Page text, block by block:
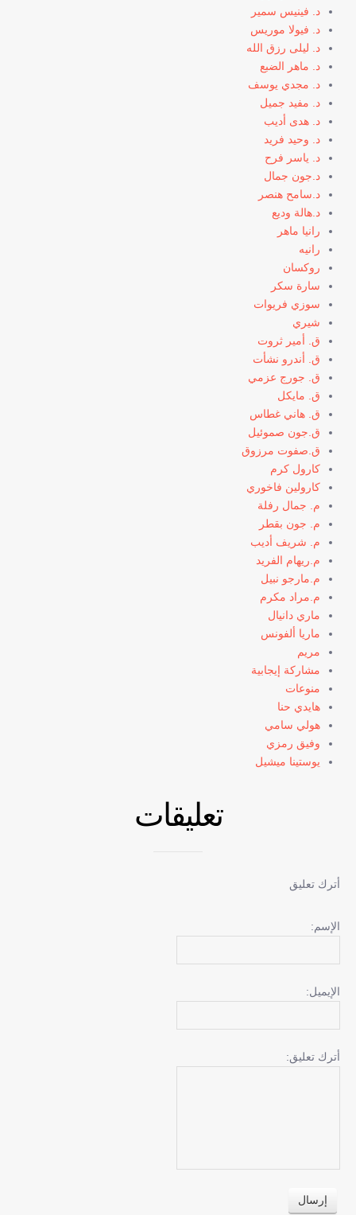
د. فينيس سمير
د. فيولا موريس
د. ليلى رزق الله
د. ماهر الضبع
د. مجدي يوسف
د. مفيد جميل
د. هدى أديب
د. وحيد فريد
د. ياسر فرح
د.جون جمال
د.سامح هنصر
د.هالة وديع
رانيا ماهر
رانيه
روكسان
سارة سكر
سوزي فريوات
شيري
ق. أمير ثروت
ق. أندرو نشأت
ق. جورج عزمي
ق. مايكل
ق. هاني غطاس
ق.جون صموئيل
ق.صفوت مرزوق
كارول كرم
كارولين فاخوري
م. جمال رفلة
م. جون بقطر
م. شريف أديب
م.ريهام الفريد
م.مارجو نبيل
م.مراد مكرم
ماري دانيال
ماريا ألفونس
مريم
مشاركة إيجابية
منوعات
هايدي حنا
هولي سامي
وفيق رمزي
يوستينا ميشيل
تعليقات
أترك تعليق
الإسم:
الإيميل:
أترك تعليق: